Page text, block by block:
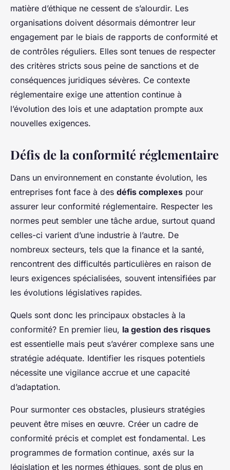
matière d’éthique ne cessent de s’alourdir. Les
organisations doivent désormais démontrer leur
engagement par le biais de rapports de conformité et
de contrôles réguliers. Elles sont tenues de respecter
des critères stricts sous peine de sanctions et de
conséquences juridiques sévères. Ce contexte
réglementaire exige une attention continue à
l’évolution des lois et une adaptation prompte aux
nouvelles exigences.
Défis de la conformité réglementaire
Dans un environnement en constante évolution, les
entreprises font face à des défis complexes pour
assurer leur conformité réglementaire. Respecter les
normes peut sembler une tâche ardue, surtout quand
celles-ci varient d’une industrie à l’autre. De
nombreux secteurs, tels que la finance et la santé,
rencontrent des difficultés particulières en raison de
leurs exigences spécialisées, souvent intensifiées par
les évolutions législatives rapides.
Quels sont donc les principaux obstacles à la
conformité? En premier lieu, la gestion des risques
est essentielle mais peut s’avérer complexe sans une
stratégie adéquate. Identifier les risques potentiels
nécessite une vigilance accrue et une capacité
d’adaptation.
Pour surmonter ces obstacles, plusieurs stratégies
peuvent être mises en œuvre. Créer un cadre de
conformité précis et complet est fondamental. Les
programmes de formation continue, axés sur la
législation et les normes éthiques, sont de plus en